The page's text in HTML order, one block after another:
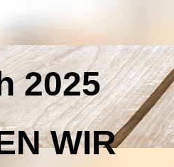
2025
WIR